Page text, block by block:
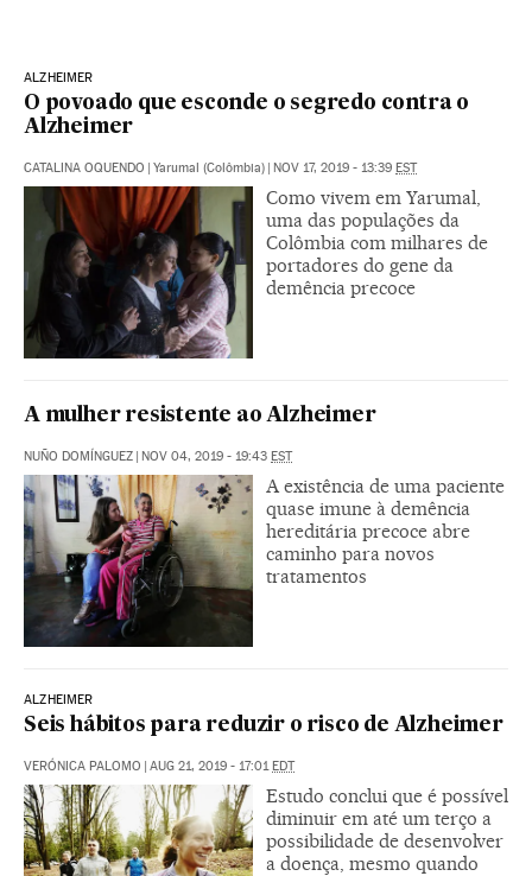
ALZHEIMER
O povoado que esconde o segredo contra o
Alzheimer
CATALINA OQUENDO | Yarumal (Colômbia) | NOV 17, 2019 - 13:39 EST
Como vivem em Yarumal,
uma das populações da
Colômbia com milhares de
portadores do gene da
demência precoce
A mulher resistente ao Alzheimer
NUÑO DOMÍNGUEZ | NOV 04, 2019 - 19:43 EST
A existência de uma paciente
quase imune à demência
hereditária precoce abre
caminho para novos
tratamentos
ALZHEIMER
Seis hábitos para reduzir o risco de Alzheimer
VERÓNICA PALOMO | AUG 21, 2019 - 17:01EDT
Estudo conclui que é possível
diminuir em até um terço a
possibilidade de desenvolver
a doença, mesmo quando